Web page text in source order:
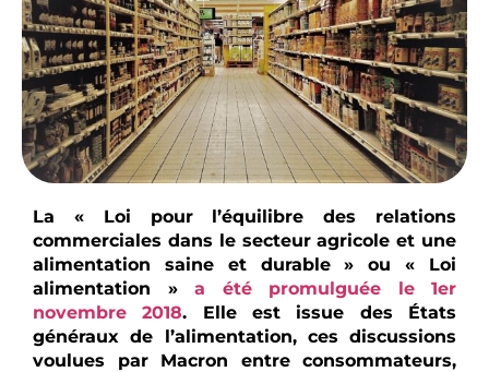
La « Loi pour l’équilibre des relations
commerciales dans le secteur agricole et une
alimentation saine et durable » ou « Loi
alimentation » a été promulguée le 1er
novembre 2018. Elle est issue des États
généraux de l’alimentation, ces discussions
voulues par Macron entre consommateurs,